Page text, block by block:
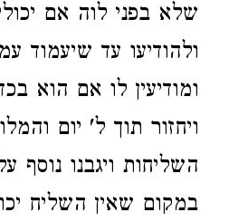
שלא בפני לוה אם
ולהודיעו עד שיעמוד
ומודיעין לו אם הוא
ויחזור תוך ל' יום
השליחות ויגבנו נוסף
במקום שאין השליח